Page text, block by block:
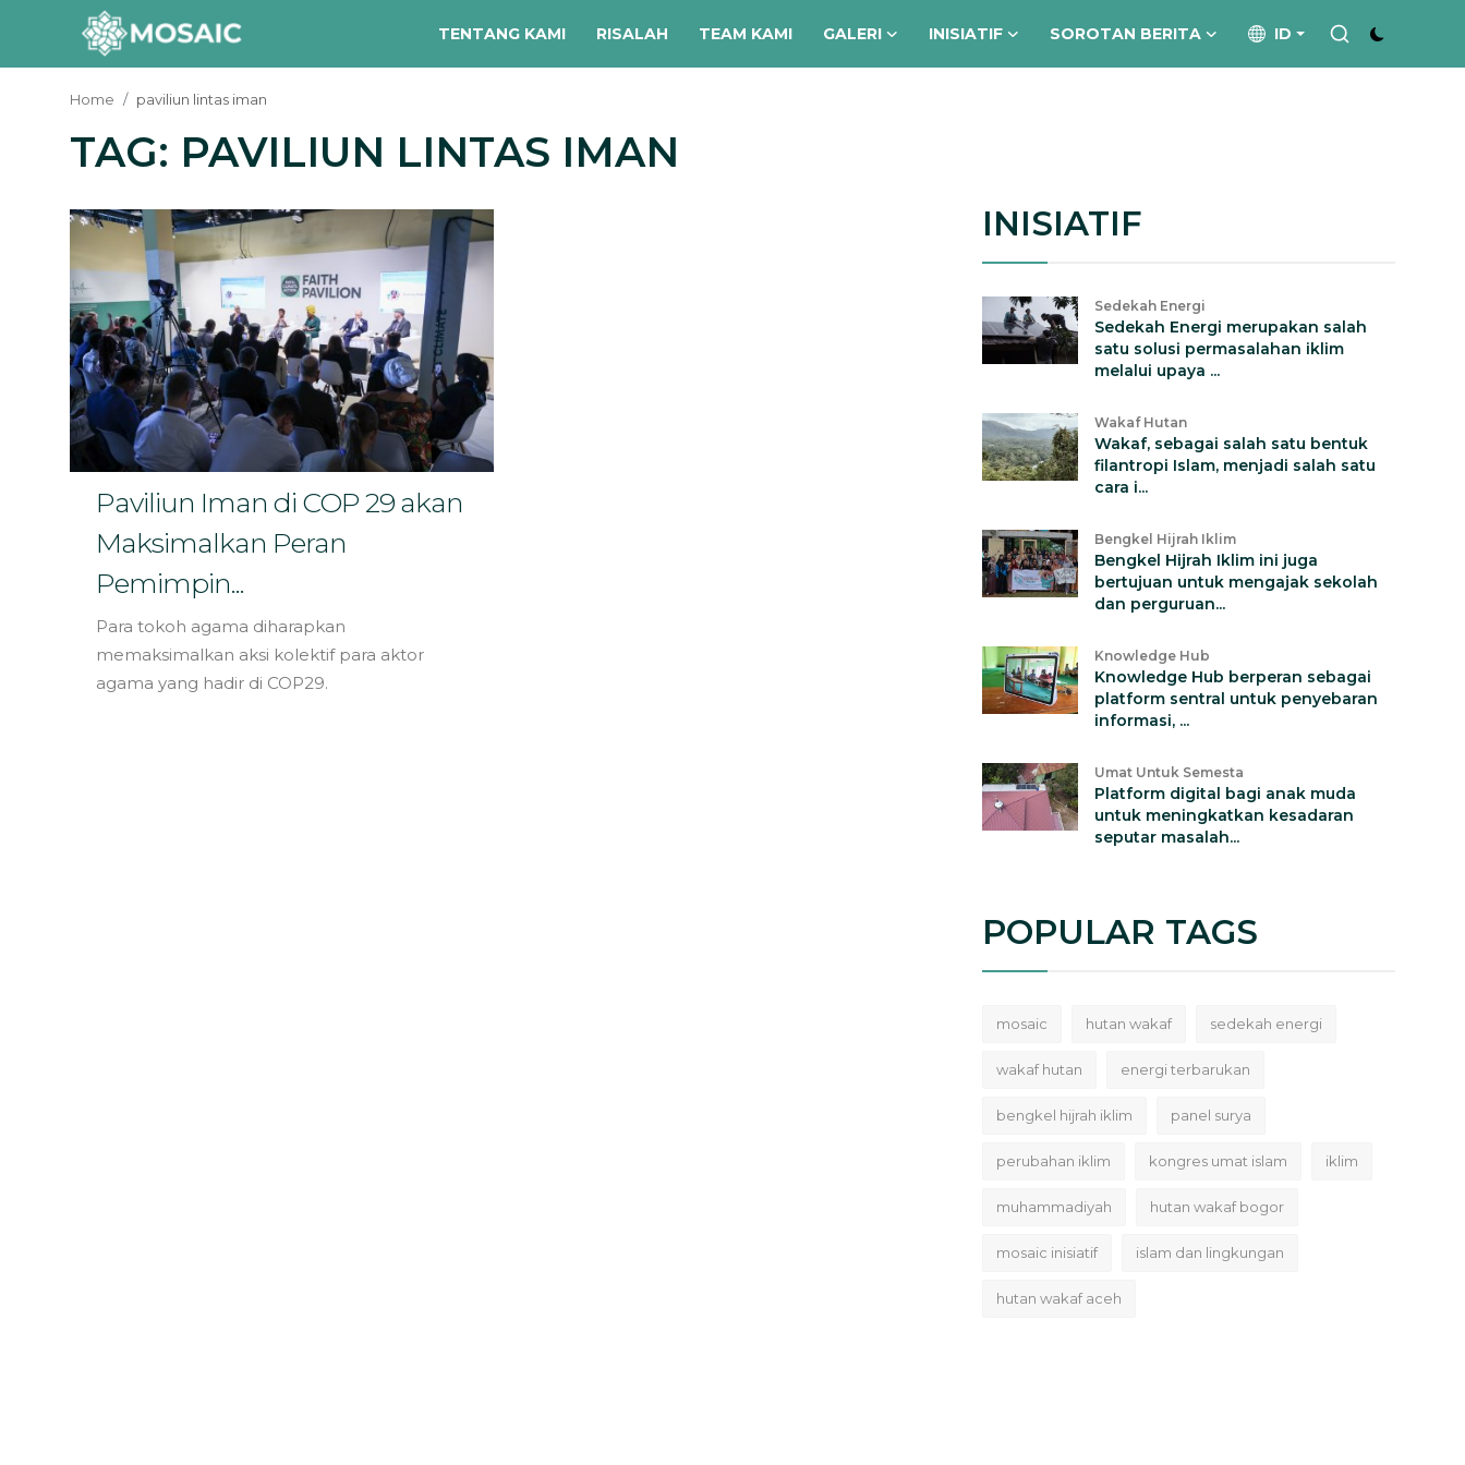
TENTANG KAMI RISALAH TEAM KAMI GALERI INISIATIF SOROTAN BERITA ID
Contact
Team Kami
Inisiatif
Sorotan Berita
Bahasa
Home paviliun lintas iman
TAG: PAVILIUN LINTAS IMAN
Paviliun Iman di COP 29 akan
Maksimalkan Peran
Pemimpin...
Para tokoh agama diharapkan
memaksimalkan aksi kolektif para aktor
agama yang hadir di COP29.
INISIATIF
Sedekah Energi
Sedekah Energi merupakan salah
satu solusi permasalahan iklim
melalui upaya ...
Wakaf Hutan
Wakaf, sebagai salah satu bentuk
filantropi Islam, menjadi salah satu
cara i...
Bengkel Hijrah Iklim
Bengkel Hijrah Iklim ini juga
bertujuan untuk mengajak sekolah
dan perguruan...
Knowledge Hub
Knowledge Hub berperan sebagai
platform sentral untuk penyebaran
informasi, ...
Umat Untuk Semesta
Platform digital bagi anak muda
untuk meningkatkan kesadaran
seputar masalah...
POPULAR TAGS
mosaic hutan wakaf sedekah energi
wakaf hutan energi terbarukan
bengkel hijrah iklim panel surya
perubahan iklim kongres umat islam iklim
muhammadiyah hutan wakaf bogor
mosaic inisiatif islam dan lingkungan
hutan wakaf aceh